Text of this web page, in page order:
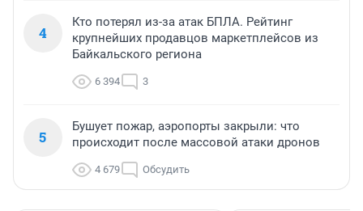
4
Кто потерял из-за атак БПЛА. Рейтинг
крупнейших продавцов маркетплейсов из
Байкальского региона
6 394 3
5
Бушует пожар, аэропорты закрыли: что
происходит после массовой атаки дронов
4 679 Обсудить